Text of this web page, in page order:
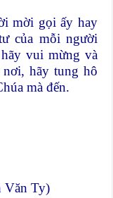
mời gọi ấy hay
của mỗi người
vui mừng và
hãy tung hô
mà đến.
Văn Ty)